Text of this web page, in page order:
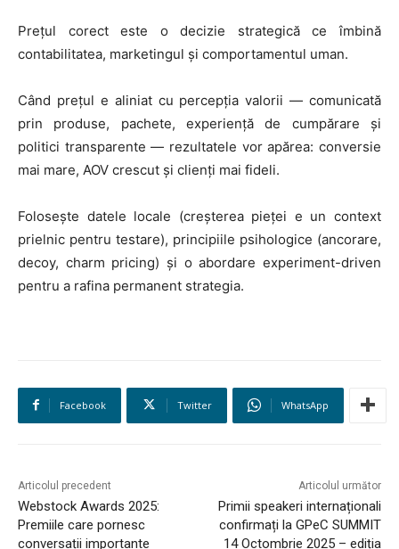
Prețul corect este o decizie strategică ce îmbină
contabilitatea, marketingul și comportamentul uman.
Când prețul e aliniat cu percepția valorii — comunicată
prin produse, pachete, experiență de cumpărare și
politici transparente — rezultatele vor apărea: conversie
mai mare, AOV crescut și clienți mai fideli.
Folosește datele locale (creșterea pieței e un context
prielnic pentru testare), principiile psihologice (ancorare,
decoy, charm pricing) și o abordare experiment-driven
pentru a rafina permanent strategia.
Facebook Twitter WhatsApp
Articolul precedent
Webstock Awards 2025:
Premiile care pornesc
conversații importante
Articolul următor
Primii speakeri internaționali
confirmați la GPeC SUMMIT
14 Octombrie 2025 – ediția